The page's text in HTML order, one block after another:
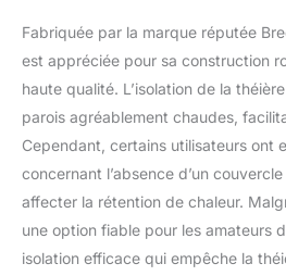
Fabriquée par la marque réputée
est appréciée pour sa construction
haute qualité. L’isolation de la
parois agréablement chaudes,
Cependant, certains utilisateurs ont
concernant l’absence d’un
affecter la rétention de chaleur.
une option fiable pour les amateurs
isolation efficace qui empêche la